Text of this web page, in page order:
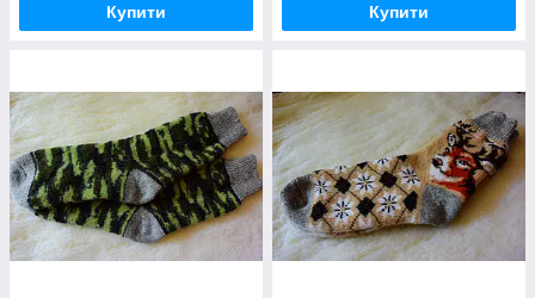
Купити Купити